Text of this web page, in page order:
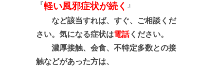
『軽い風邪症状が続く 』
など該当すれば、すぐ、ご相談くだ
さい。気になる症状は電話ください。
濃厚接触、会食、不特定多数との接
触などがあった方は、